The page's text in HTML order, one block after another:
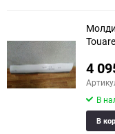
4
В
В